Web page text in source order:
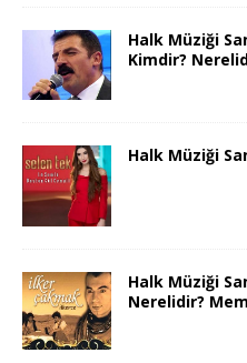
Halk Müziği
Kimdir?
Halk Müziği
Halk Müziği
Nerelidir?